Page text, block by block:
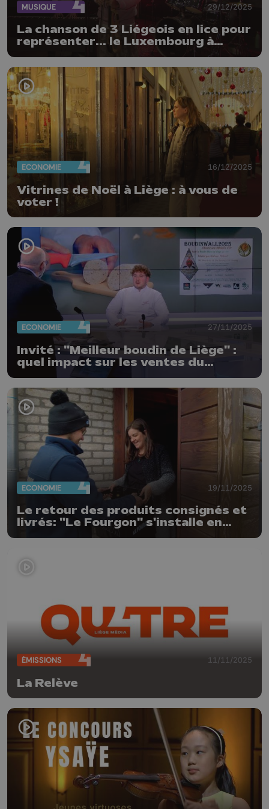
MUSIQUE 29/12/2025
La chanson de 3 Liégeois en lice pour
représenter... le Luxembourg à
ECONOMIE 16/12/2025
Vitrines de Noël à Liège : à vous de
voter !
ECONOMIE 27/11/2025
Invité : "Meilleur boudin de Liège" :
quel impact sur les ventes du
ECONOMIE 19/11/2025
Le retour des produits consignés et
livrés: "Le Fourgon" s'installe en
ÉMISSIONS 11/11/2025
La Relève